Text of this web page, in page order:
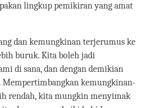
lingkup pemikiran yang amat
dan kemungkinan terjerumus ke
buruk. Kita boleh jadi
di sana, dan dengan demikian
Mempertimbangkan kemungkinan-
rendah, kita mungkin menyimak